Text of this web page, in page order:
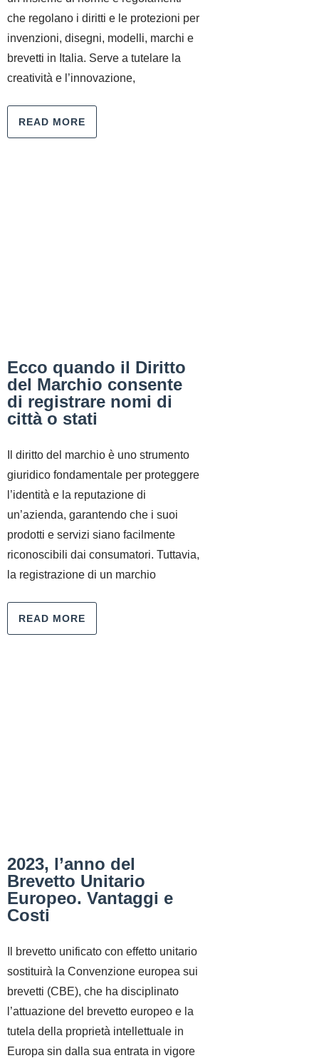
che regolano i diritti e le protezioni per
invenzioni, disegni, modelli, marchi e
brevetti in Italia. Serve a tutelare la
creatività e l’innovazione,
READ MORE
Ecco quando il Diritto
del Marchio consente
di registrare nomi di
città o stati
Il diritto del marchio è uno strumento
giuridico fondamentale per proteggere
l’identità e la reputazione di
un’azienda, garantendo che i suoi
prodotti e servizi siano facilmente
riconoscibili dai consumatori. Tuttavia,
la registrazione di un marchio
READ MORE
2023, l’anno del
Brevetto Unitario
Europeo. Vantaggi e
Costi
Il brevetto unificato con effetto unitario
sostituirà la Convenzione europea sui
brevetti (CBE), che ha disciplinato
l’attuazione del brevetto europeo e la
tutela della proprietà intellettuale in
Europa sin dalla sua entrata in vigore